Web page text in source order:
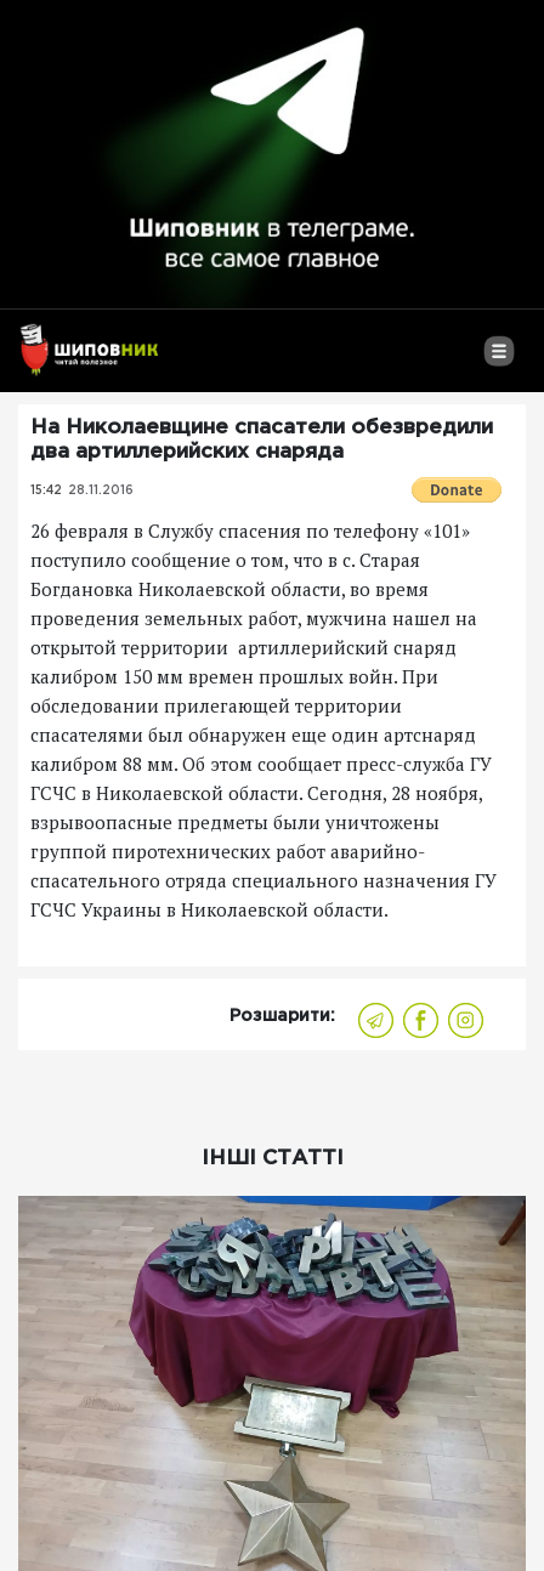
На Николаевщине спасатели обезвредили
два артиллерийских снаряда
15:42 28.11.2016
26 февраля в Службу спасения по телефону «101»
поступило сообщение о том, что в с. Старая
Богдановка Николаевской области, во время
проведения земельных работ, мужчина нашел на
открытой территории артиллерийский снаряд
калибром 150 мм времен прошлых войн. При
обследовании прилегающей территории
спасателями был обнаружен еще один артснаряд
калибром 88 мм. Об этом сообщает пресс-служба ГУ
ГСЧС в Николаевской области. Сегодня, 28 ноября,
взрывоопасные предметы были уничтожены
группой пиротехнических работ аварийно-
спасательного отряда специального назначения ГУ
ГСЧС Украины в Николаевской области.
Розшарити:
ІНШІ СТАТТІ